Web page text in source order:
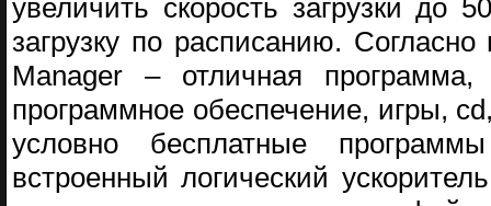
увеличить скорость загрузки до
загрузку по расписанию.
Manager – отличная
программное обеспечение, игры,
условно бесплатные
встроенный логический